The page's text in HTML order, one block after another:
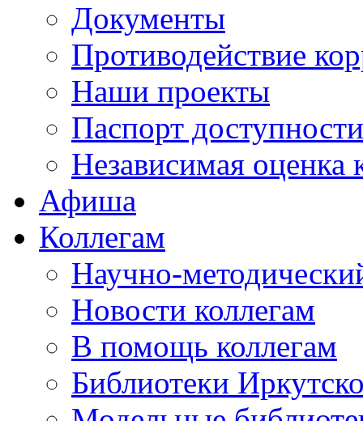
Документы
Противодействие
Наши проекты
Паспорт доступности
Независимая оценка
Афиша
Коллегам
Научно-
Новости коллегам
В помощь коллегам
Библиотеки